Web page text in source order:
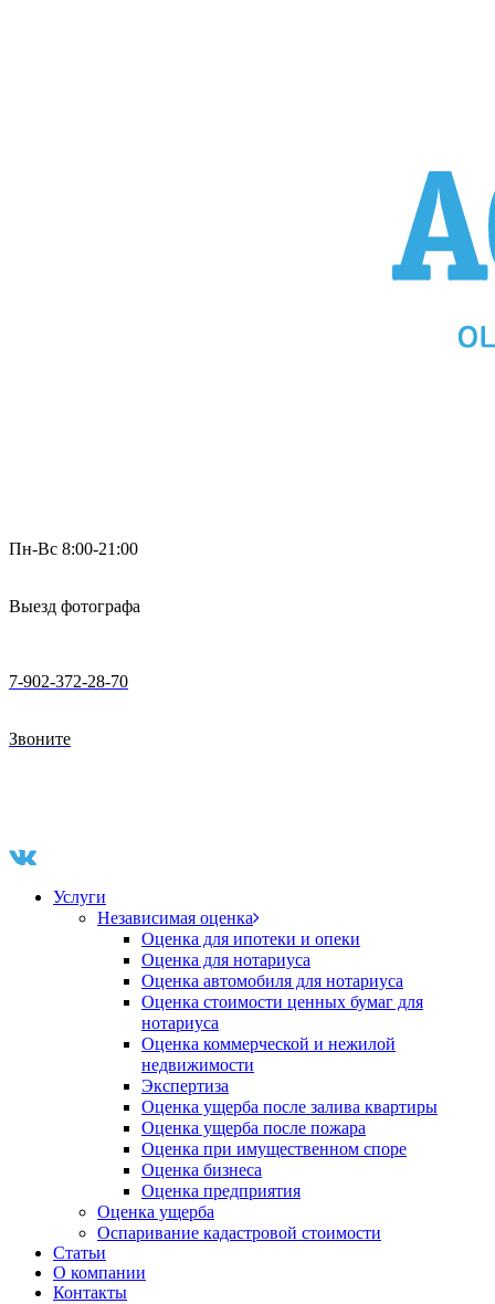
Пн-Вс 8:00-21:00
Выезд фотографа
7-902-372-28-70
Звоните
Услуги
Независимая оценка
Оценка для ипотеки и опеки
Оценка для нотариуса
Оценка автомобиля для нотариуса
Оценка стоимости ценных бумаг для
нотариуса
Оценка коммерческой и нежилой
недвижимости
Экспертиза
Оценка ущерба после залива квартиры
Оценка ущерба после пожара
Оценка при имущественном споре
Оценка бизнеса
Оценка предприятия
Оценка ущерба
Оспаривание кадастровой стоимости
Статьи
О компании
Контакты